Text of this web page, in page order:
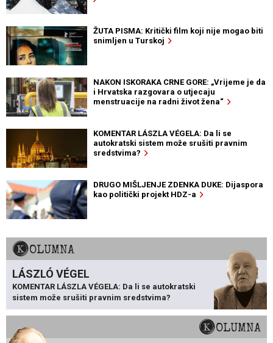
ŽUTA PISMA: Kritički film koji nije mogao biti
snimljen u Turskoj
NAKON ISKORAKA CRNE GORE: „Vrijeme je da
i Hrvatska razgovara o utjecaju
menstruacije na radni život žena“
KOMENTAR LÁSZLA VÉGELA: Da li se
autokratski sistem može srušiti pravnim
sredstvima?
DRUGO MIŠLJENJE ZDENKA DUKE: Dijaspora
kao politički projekt HDZ-a
KOLUMNA
LÁSZLÓ VÉGEL
KOMENTAR LÁSZLA VÉGELA: Da li se autokratski
sistem može srušiti pravnim sredstvima?
KOLUMNA